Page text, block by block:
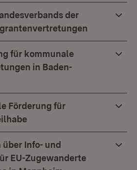
der
für kommunale
in Baden-
Förderung für
Info- und
EU-Zugewanderte